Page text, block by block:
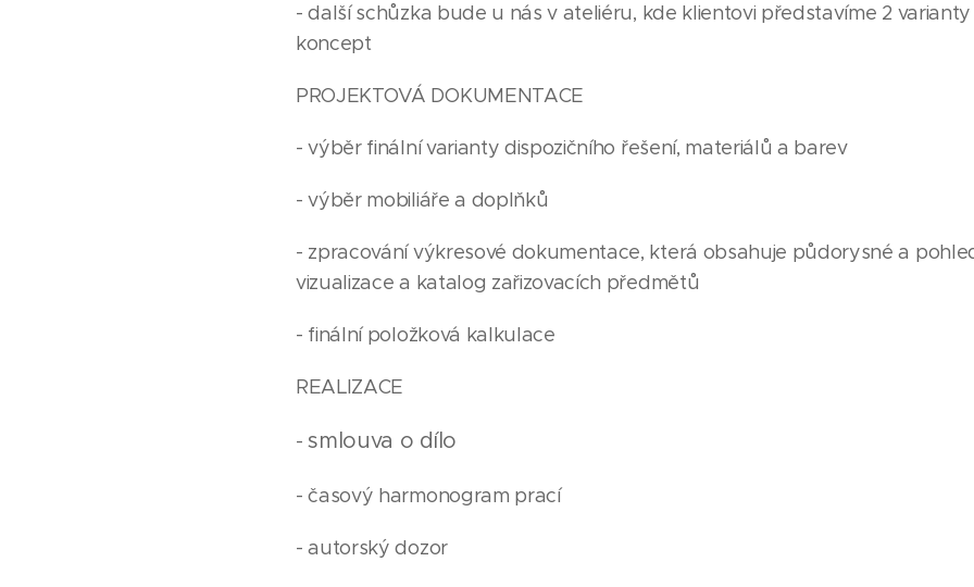
- další schůzka bude u nás v ateliéru, kde klientovi představíme 2
koncept
PROJEKTOVÁ DOKUMENTACE
- výběr finální varianty dispozičního řešení, materiálů a barev
- výběr mobiliáře a doplňků
- zpracování výkresové dokumentace, která obsahuje půdorysné a
vizualizace a katalog zařizovacích předmětů
- finální položková kalkulace
REALIZACE
-smlouva o dílo
- časový harmonogram prací
- autorský dozor